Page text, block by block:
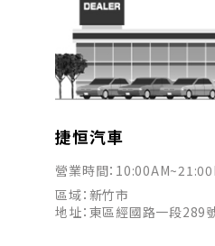
捷恒汽車
營業時間：
區域：新竹市
地址：東區經國路一段289